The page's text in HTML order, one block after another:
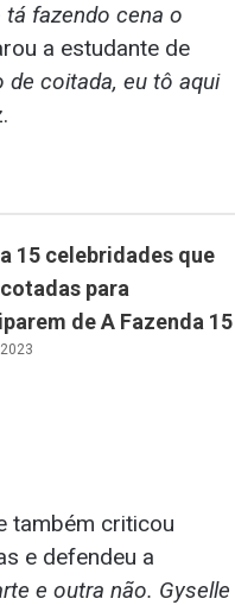
tá fazendo cena o
a estudante de
de coitada, eu tô aqui
15 celebridades que
para
de A Fazenda 15
também criticou
e defendeu a
e outra não. Gyselle